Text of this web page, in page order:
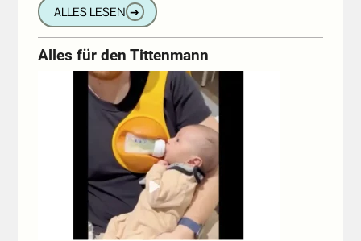
ALLES LESEN ➔
Alles für den Tittenmann